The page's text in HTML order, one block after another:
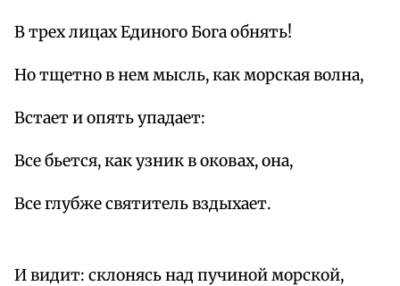
В трех лицах Единого Бога обнять!
Но тщетно в нем мысль, как морская волна,
Встает и опять упадает:
Все бьется, как узник в оковах, она,
Все глубже святитель вздыхает.
И видит: склонясь над пучиной морской,